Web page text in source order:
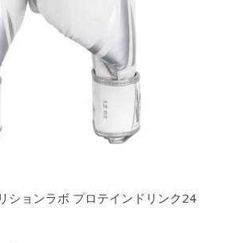
ションラボ プロテインドリンク24